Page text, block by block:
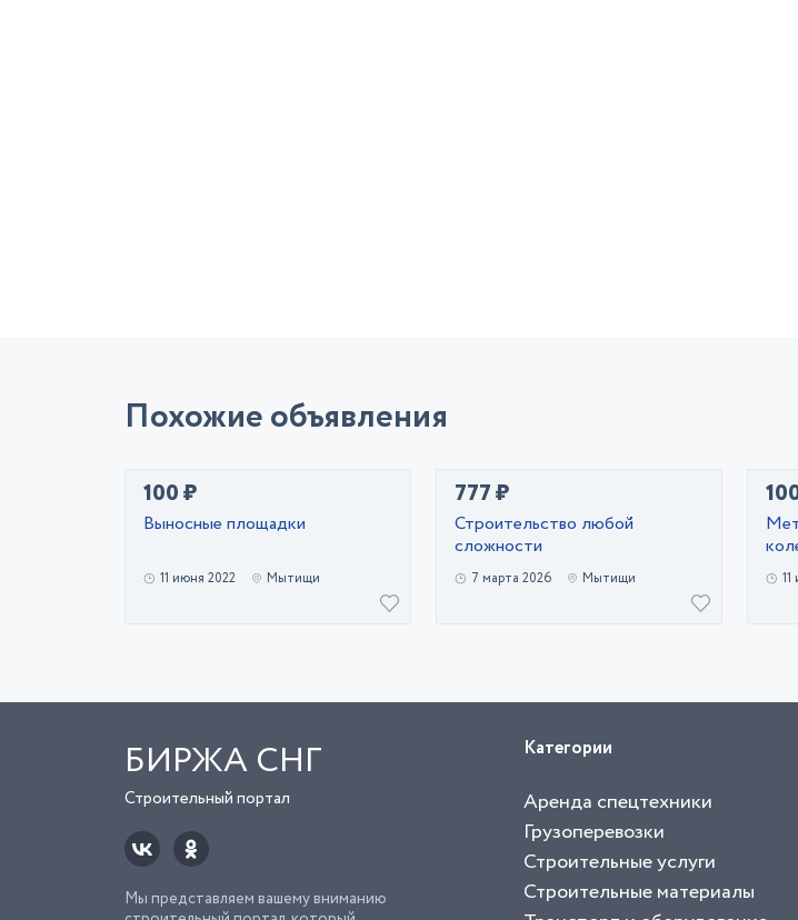
Похожие объявления
100 ₽
Выносные площадки
11 июня 2022 Мытищи
777 ₽
Строительство любой
сложности
7 марта 2026 Мытищи
БИРЖА СНГ
Строительный портал
Мы представляем вашему вниманию
Категории
Аренда спецтехники
Грузоперевозки
Строительные услуги
Строительные материалы